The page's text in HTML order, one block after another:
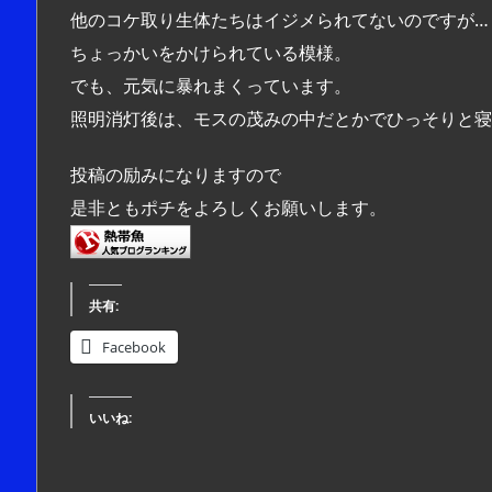
他のコケ取り生体たちはイジメられてないのですが…
ちょっかいをかけられている模様。
でも、元気に暴れまくっています。
照明消灯後は、モスの茂みの中だとかでひっそりと
投稿の励みになりますので
是非ともポチをよろしくお願いします。
共有:
Facebook
いいね: